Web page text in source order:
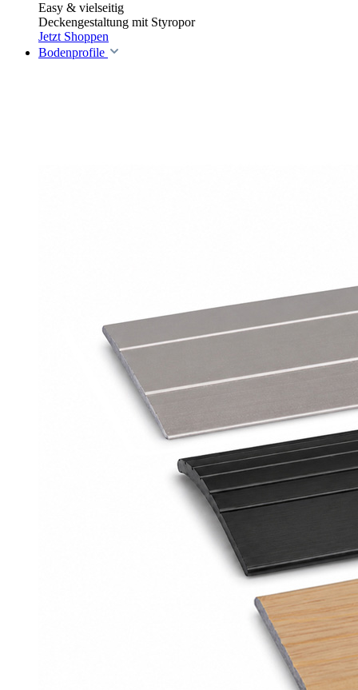
Easy & vielseitig
Deckengestaltung mit Styropor
Jetzt Shoppen
Bodenprofile